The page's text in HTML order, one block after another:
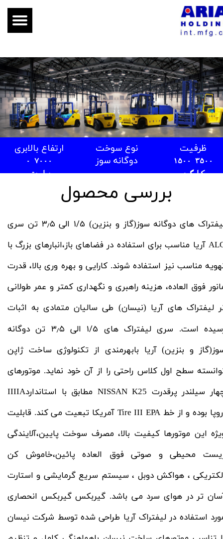
ظرفیت
1500-3500
کیلوگرم
نوع سوخت
دوگانه سوز
ارتفاع بالابری
0 -7000
میلی‌متر
بررسی محصول
های دوگانه سوز(گاز و بنزین) 1/5
الی ۳٫۵ تن سری
ALG آریا مناسب برای استفاده در فضاهای باز،انبارهای بزرگ با
مناسب نیز استفاده شوند. کارایی و بهره وری بالا، قدرت
فوق العاده، هزینه راهبری و نگهداری کمتر و عمر طولانی
لیفتراک های آریا (نیسان) طی سالیان متمادی به اثبات
است. سری لیفتراک های 1/5
الی ۳٫۵ تن دوگانه
و بنزین) آریا بابهرمندی از تکنولوژی ساخت ژاپن
سطح اول کلاس راحتی را از آن خود نماید. موتورهای
چهار سیلندر پرقدرت NISSAN K25 مطابق با استانداردIIIIA
اروپا بوده و از خط Tire III EPA آمریکا تبعیت می کند. قابلیت
این موتورها کیفیت بالا، مصرف سوخت پایین،آلایندگی
محیطی و صوتی فوق العاده پائین،خاموش کن
، هواکش دوبل ، سیستم سریع گرمایشی و استارت
تر در هوای سرد می باشد. گیربکس گیربکس انحصاری
استفاده در لیفتراک آریا طراحی شده توسط شرکت نیسان